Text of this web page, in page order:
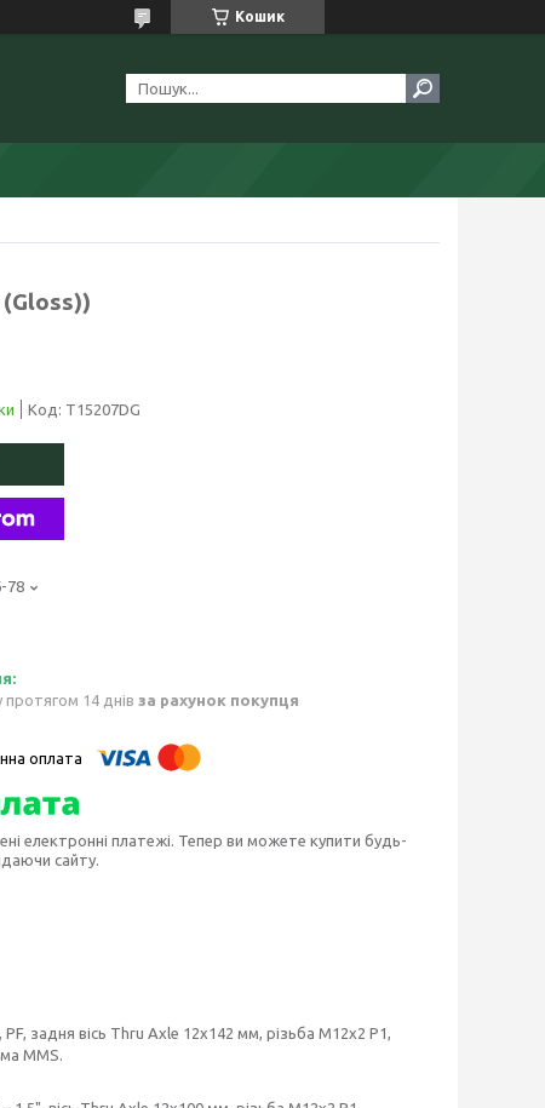
Кошик
Код: T15207DG
78
14 днів за рахунок покупця
електронні платежі. Тепер ви можете купити будь-
сайту.
задня вісь Thru Axle 12x142 мм, різьба M12x2 P1,
MMS.